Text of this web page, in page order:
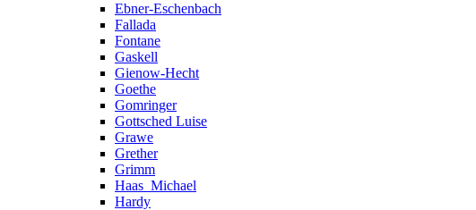
Ebner-Eschenbach
Fallada
Fontane
Gaskell
Gienow-Hecht
Goethe
Gomringer
Gottsched Luise
Grawe
Grether
Grimm
Haas_Michael
Hardy